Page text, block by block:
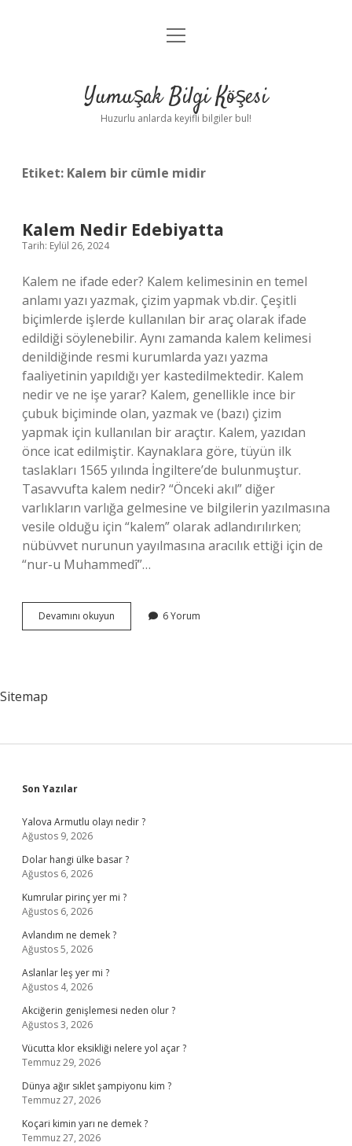
Anasayfa
Yasal Uyarı
menüyü
Yumuşak Bilgi Köşesi
Huzurlu anlarda keyifli bilgiler bul!
Etiket: Kalem bir cümle midir
Kalem Nedir Edebiyatta
Tarih: Eylül 26, 2024
Kalem ne ifade eder? Kalem kelimesinin en temel
anlamı yazı yazmak, çizim yapmak vb.dir. Çeşitli
biçimlerde işlerde kullanılan bir araç olarak ifade
edildiği söylenebilir. Aynı zamanda kalem kelimesi
denildiğinde resmi kurumlarda yazı yazma
faaliyetinin yapıldığı yer kastedilmektedir. Kalem
nedir ve ne işe yarar? Kalem, genellikle ince bir
çubuk biçiminde olan, yazmak ve (bazı) çizim
yapmak için kullanılan bir araçtır. Kalem, yazıdan
önce icat edilmiştir. Kaynaklara göre, tüyün ilk
taslakları 1565 yılında İngiltere’de bulunmuştur.
Tasavvufta kalem nedir? “Önceki akıl” diğer
varlıkların varlığa gelmesine ve bilgilerin yazılmasına
vesile olduğu için “kalem” olarak adlandırılırken;
nübüvvet nurunun yayılmasına aracılık ettiği için de
“nur-u Muhammedî”…
Devamını okuyun
Nedir
6 Yorum
Sitemap
Sidebar
Son Yazılar
Yalova Armutlu olayı nedir ?
Ağustos 9, 2026
Dolar hangi ülke basar ?
Ağustos 6, 2026
Kumrular pirinç yer mi ?
Ağustos 6, 2026
Avlandım ne demek ?
Ağustos 5, 2026
Aslanlar leş yer mi ?
Ağustos 4, 2026
Akciğerin genişlemesi neden olur ?
Ağustos 3, 2026
Vücutta klor eksikliği nelere yol açar ?
Temmuz 29, 2026
Dünya ağır sıklet şampiyonu kim ?
Temmuz 27, 2026
Koçari kimin yarı ne demek ?
Temmuz 27, 2026